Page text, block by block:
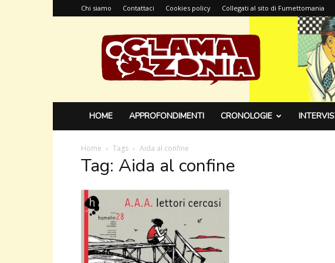
Chi siamo Contattaci Cookies policy Collegati al sito di Fumettomania
Glamazonia,
il
blog
HOME APPROFONDIMENTI CRONOLOGIE
Home Tags Aida al confine
Tag: Aida al confine